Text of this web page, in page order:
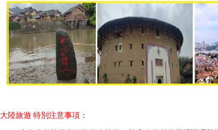
大陸旅遊 特別注意事項：